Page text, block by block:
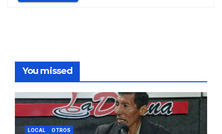
You missed
LOCAL OTROS